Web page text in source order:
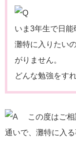
いま3年生で日能
灘特に入りたい
がりません。
どんな勉強をす
この度はご
通いで、灘特に入